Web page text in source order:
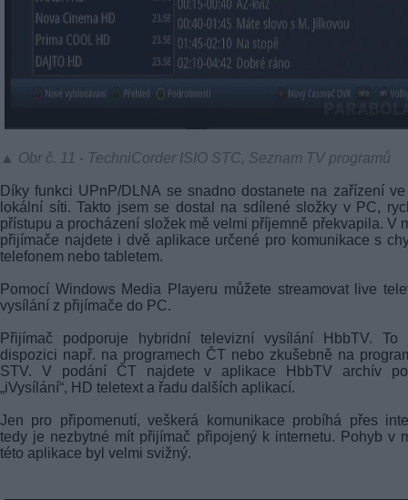
▲ Obr č. 11 - TechniCorder ISIO STC, Seznam TV programů
Díky funkci UPnP/DLNA se snadno dostanete na zařízení
lokální síti. Takto jsem se dostal na sdílené složky v PC,
přístupu a procházení složek mě velmi příjemně překvapila. V
přijímače najdete i dvě aplikace určené pro komunikace s
telefonem nebo tabletem.
Pomocí Windows Media Playeru můžete streamovat live
vysílání z přijímače do PC.
Přijímač podporuje hybridní televizní vysílání HbbTV.
dispozici např. na programech ČT nebo zkušebně na
STV. V podání ČT najdete v aplikace HbbTV archív
„iVysílání“, HD teletext a řadu dalších aplikací.
Jen pro připomenutí, veškerá komunikace probíhá přes
tedy je nezbytné mít přijímač připojený k internetu. Pohyb v
této aplikace byl velmi svižný.